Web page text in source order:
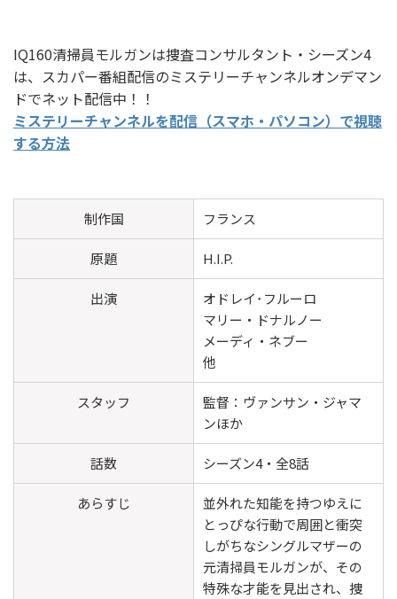
IQ160清掃員モルガンは捜査コンサルタント・シーズン4
は、スカパー番組配信のミステリーチャンネルオンデマン
ドでネット配信中！！
ミステリーチャンネルを配信（スマホ・パソコン）で視聴
する方法
制作国 フランス
原題 H.I.P.
出演
オドレイ･フルーロ
マリー・ドナルノー
メーディ・ネブー
他
スタッフ
監督：ヴァンサン・ジャマ
ンほか
話数 シーズン4・全8話
あらすじ
並外れた知能を持つゆえに
とっぴな行動で周囲と衝突
しがちなシングルマザーの
元清掃員モルガンが、その
特殊な才能を見出され、捜